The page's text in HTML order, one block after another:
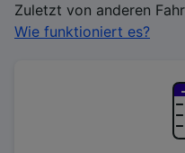
Zuletzt von anderen
Wie funktioniert es?